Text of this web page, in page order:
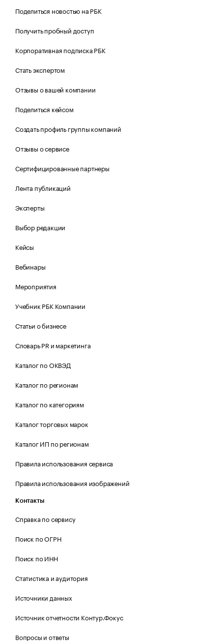
Поделиться новостью на РБК
Получить пробный доступ
Корпоративная подписка РБК
Стать экспертом
Отзывы о вашей компании
Поделиться кейсом
Создать профиль группы компаний
Отзывы о сервисе
Сертифицированные партнеры
Лента публикаций
Эксперты
Выбор редакции
Кейсы
Вебинары
Мероприятия
Учебник РБК Компании
Статьи о бизнесе
Словарь PR и маркетинга
Каталог по ОКВЭД
Каталог по регионам
Каталог по категориям
Каталог торговых марок
Каталог ИП по регионам
Правила использования сервиса
Правила использования изображений
Контакты
Справка по сервису
Поиск по ОГРН
Поиск по ИНН
Статистика и аудитория
Источники данных
Источник отчетности Контур.Фокус
Вопросы и ответы